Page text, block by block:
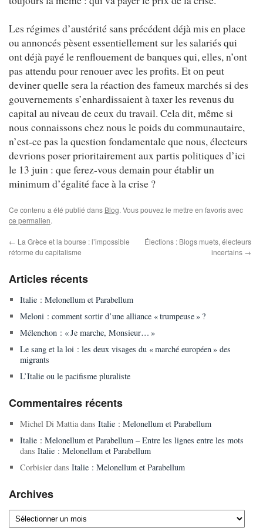
Les régimes d’austérité sans précédent déjà mis en place
ou annoncés pèsent essentiellement sur les salariés qui
ont déjà payé le renflouement de banques qui, elles, n’ont
pas attendu pour renouer avec les profits. Et on peut
deviner quelle sera la réaction des fameux marchés si des
gouvernements s’enhardissaient à taxer les revenus du
capital au niveau de ceux du travail. Cela dit, même si
nous connaissons chez nous le poids du communautaire,
n’est-ce pas la question fondamentale que nous, électeurs
devrions poser prioritairement aux partis politiques d’ici
le 13 juin : que ferez-vous demain pour établir un
minimum d’égalité face à la crise ?
Ce contenu a été publié dans Blog. Vous pouvez le mettre en favoris avec
ce permalien.
← La Grèce et la bourse : l’impossible
réforme du capitalisme
Élections : Blogs muets, électeurs
incertains →
Articles récents
Italie : Melonellum et Parabellum
Meloni : comment sortir d’une alliance « trumpeuse » ?
Mélenchon : « Je marche, Monsieur… »
Le sang et la loi : les deux visages du « marché européen » des
migrants
L’Italie ou le pacifisme pluraliste
Commentaires récents
Michel Di Mattiadans Italie : Melonellum et Parabellum
Italie : Melonellum et Parabellum – Entre les lignes entre les mots
dans Italie : Melonellum et Parabellum
Corbisierdans Italie : Melonellum et Parabellum
Archives
Archives